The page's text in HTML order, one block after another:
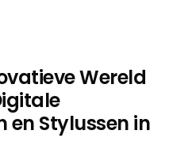
Wereld
en Stylussen in